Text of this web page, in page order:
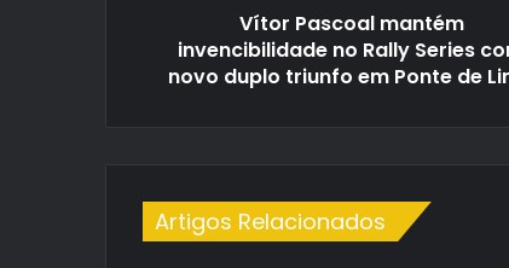
triunfo
Vítor Pascoal mantém
invencibilidade no Rally Series
novo duplo triunfo em Ponte de
Artigos Relacionados